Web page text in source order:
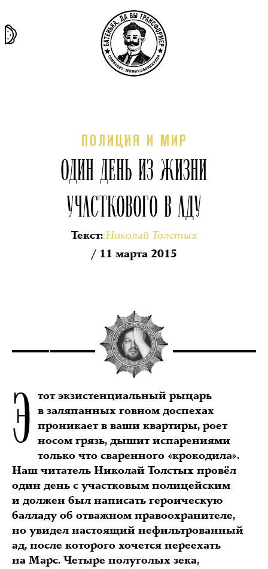
ПОЛИЦИЯ И МИР
ОДИН ДЕНЬ ИЗ ЖИЗНИ
УЧАСТКОВОГО В АДУ
Текст:Николай Толстых
/ 11 марта 2015
Э тот экзистенциальный рыцарь
в заляпанных говном доспехах
проникает в ваши квартиры, роет
носом грязь, дышит испарениями
только что сваренного «крокодила».
Наш читатель Николай Толстых провёл
один день с участковым полицейским
и должен был написать героическую
балладу об отважном правоохранителе,
но увидел настоящий нефильтрованный
ад, после которого хочется переехать
на Марс. Четыре полуголых зека,